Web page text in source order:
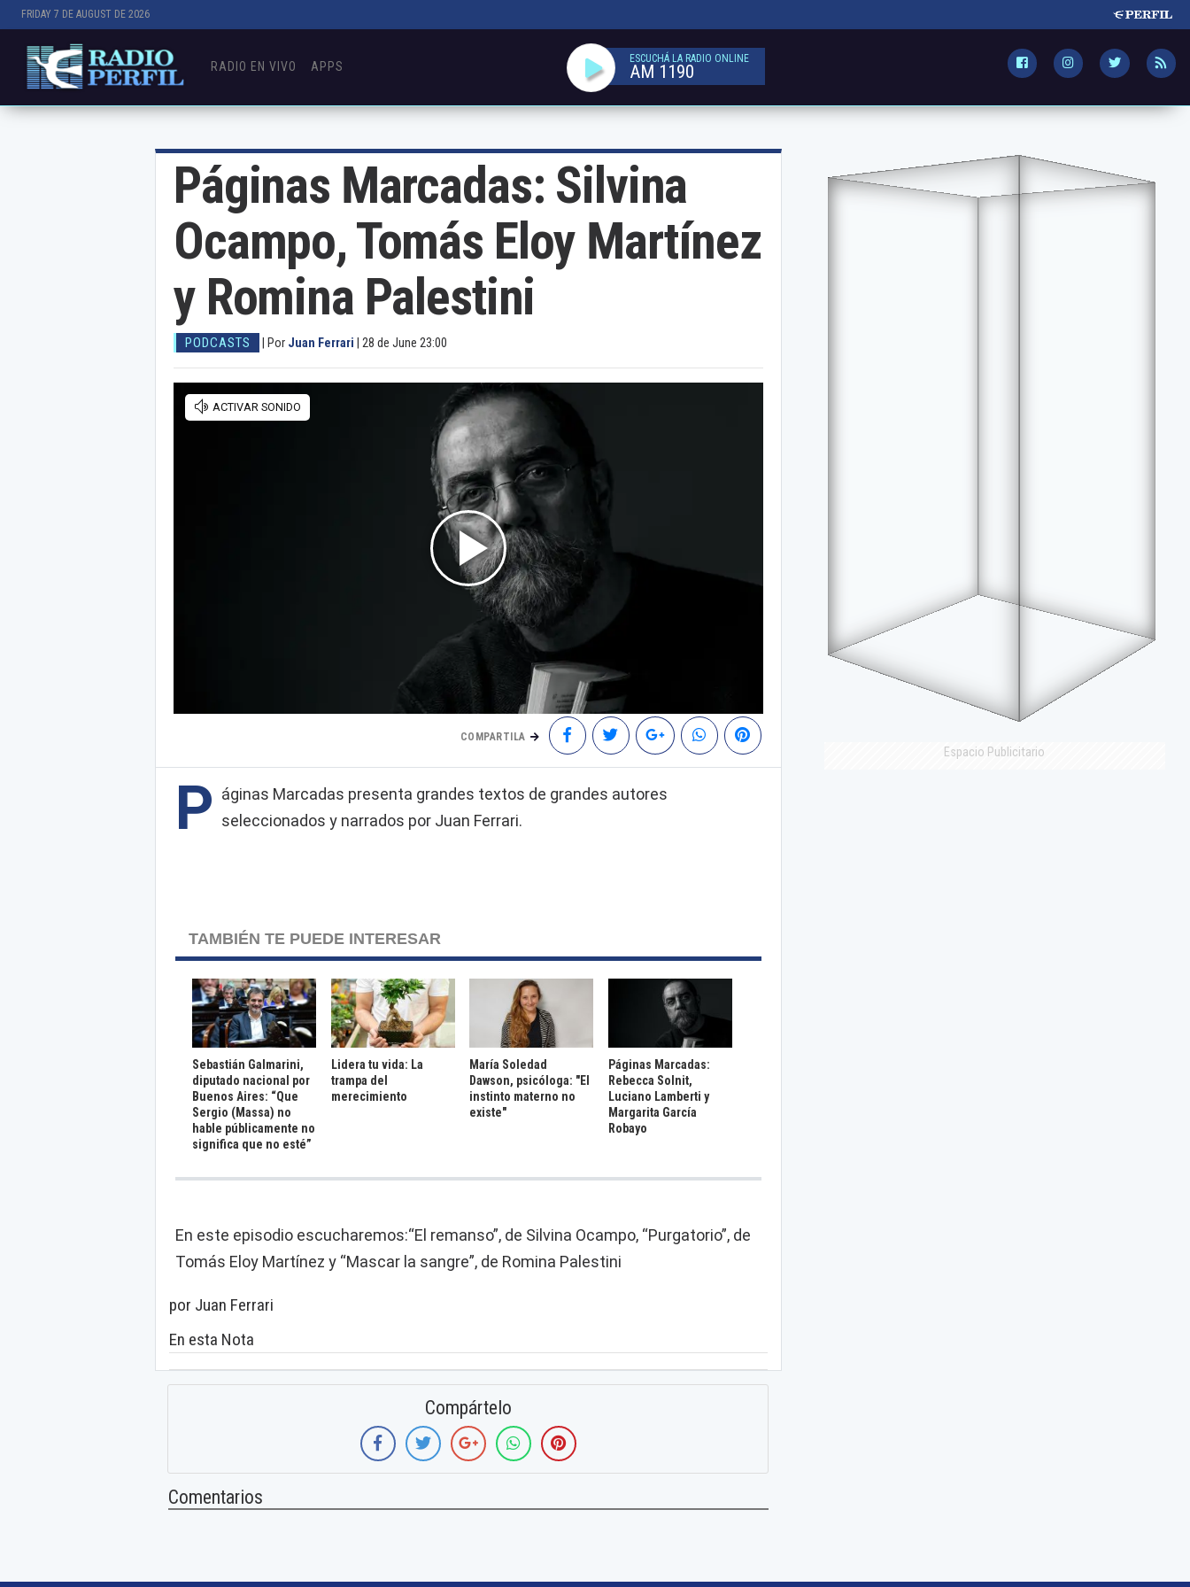
FRIDAY 7 DE AUGUST DE 2026
RADIO EN VIVO APPS
ESCUCHÁ LA RADIO ONLINE
AM 1190
Páginas Marcadas: Silvina
Ocampo, Tomás Eloy Martínez
y Romina Palestini
PODCASTS Por Juan Ferrari 28 de June 23:00
COMPARTILA
P áginas Marcadas presenta grandes textos de grandes autores
seleccionados y narrados por Juan Ferrari.
TAMBIÉN TE PUEDE INTERESAR
Sebastián Galmarini,
diputado nacional por
Buenos Aires: “Que
Sergio (Massa) no
hable públicamente no
significa que no esté”
Lidera tu vida: La
trampa del
merecimiento
María Soledad
Dawson, psicóloga: "El
instinto materno no
existe"
Páginas Marcadas:
Rebecca Solnit,
Luciano Lamberti y
Margarita García
Robayo
En este episodio escucharemos:“El remanso”, de Silvina Ocampo, “Purgatorio”, de
Tomás Eloy Martínez y “Mascar la sangre”, de Romina Palestini
por Juan Ferrari
En esta Nota
Compártelo
Comentarios
Espacio Publicitario